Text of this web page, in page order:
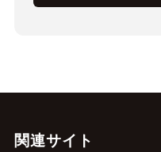
関連サイト